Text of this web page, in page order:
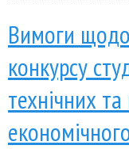
Вимоги щодо
конкурсу
технічних